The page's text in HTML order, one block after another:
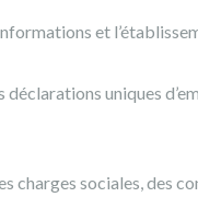
et
uniques
charges sociales, des